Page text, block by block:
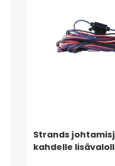
Strands
kahdelle